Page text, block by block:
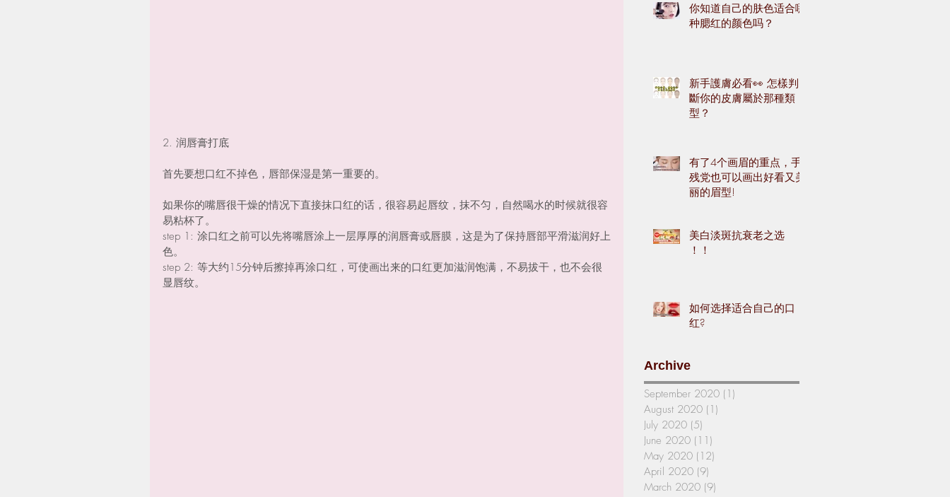
2. 润唇膏打底
首先要想口红不掉色，唇部保湿是第一重要的。
如果你的嘴唇很干燥的情况下直接抹口红的话，很容易起唇纹，抹不匀，自然喝水的时候就很容
易粘杯了。
step 1: 涂口红之前可以先将嘴唇涂上一层厚厚的润唇膏或唇膜，这是为了保持唇部平滑滋润好上
色。
step 2: 等大约15分钟后擦掉再涂口红，可使画出来的口红更加滋润饱满，不易拔干，也不会很
显唇纹。
你知道自己的肤色适合哪
种腮红的颜色吗？
新手護膚必看👀 怎樣判
斷你的皮膚屬於那種類
型？
有了4个画眉的重点，手
残党也可以画出好看又美
丽的眉型!
美白淡斑抗衰老之选
！！
如何选择适合自己的口
红?
Archive
September 2020 (1)
August 2020 (1)
July 2020 (5)
June 2020 (11)
May 2020 (12)
April 2020 (9)
March 2020 (9)